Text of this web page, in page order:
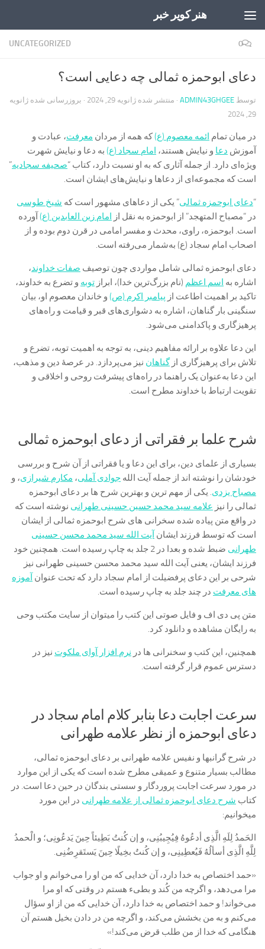
هنر کویر خبر
UNCATEGORIZED 0
دعای ابوحمزه ثمالی چه دعایی است؟
توسط ADMIN43GHGEE · منتشر شده ژانویه 29, 2024 · بروزرسانی شده ژانویه
29, 2024
در میان تمام ائمه معصوم (ع)که همه از مردان معرفت، عبادت و
آموزش دعا و نیایش هستند، امام سجاد (ع) به دعا و نیایش شهرت
ویژه‌ای دارد. از جمله آثاری که به او نسبت دارد، کتاب “صحیفه سجادیه”
است که مجموعه‌ای از دعاها و نیایش‌های ایشان است.
“دعای ابوحمزه ثمالی” یکی از دعاهای مشهور است که شیخ طوسی
در “مصباح المتهجد” از ابوحمزه به نقل از امام زین العابدین (ع) آورده
است. ابوحمزه، راوی، محدث و مفسر امامی در قرن دوم بوده و از
اصحاب امام سجاد (ع) به‌شمار می‌رفته است.
دعای ابوحمزه ثمالی شامل مواردی چون توصیف صفات خداوند،
اشاره به اسم اعظم (نام بزرگ‌ترین خدا)، ابراز توبه و تضرع به خداوند،
تاکید بر اهمیت اطاعت از پیامبر اکرم (ص) و خاندان معصوم او، بیان
سنگینی بار گناهان، اشاره به دشواری‌های قبر و قیامت و راه‌های
پرهیزگاری و پاکدامنی می‌شود.
این دعا علاوه بر ارائه مفاهیم دینی، به توجه به اهمیت توبه، تضرع و
تلاش برای پرهیزگاری ازگناهان نیز می‌پردازد. در عرصهٔ دین و مذهب،
این دعا به‌عنوان یک راهنما در راه‌های پیشرفت روحی و اخلاقی و
تقویت ارتباط با خداوند مطرح است.
شرح علما بر فقراتی از دعای ابوحمزه ثمالی
بسیاری از علمای دین، برای این دعا و یا فقراتی از آن شرح و بررسی
خودشان را نوشته اند از جمله آیت الله جوادی آملی، مکارم شیرازی، و
مصباح یزدی. یکی از مهم ترین و بهترین شرح ها بر دعای ابوحمزه
ثمالی را نیز علامه سید محمد حسین حسینی طهرانی نوشته است که
در واقع متن پیاده شده سخرانی های شرح ابوحمزه ثمالی از ایشان
است که توسط فرزند ایشان آیت الله سید محمد محسن حسینی
طهرانی
ضبط شده و بعدا در 2 جلد به چاپ رسیده است. همچنین خود
فرزند ایشان، یعنی آیت الله سید محمد محسن حسینی طهرانی نیز
شرحی بر این دعای پرفضیلت از امام سجاد دارد که تحت عنوان آموزه
های معرفت در چند جلد به چاپ رسیده است.
متن پی دی اف و فایل صوتی این کتب را میتوان از سایت مکتب وحی
به رایگان مشاهده و دانلود کرد.
همچنین، این کتب و سخنرانی ها در نرم افزار آوای ملکوت نیز در
دسترس عموم قرار گرفته است.
سرعت اجابت دعا بنابر کلام امام سجاد در
دعای ابوحمزه از نظر علامه طهرانی
در شرح گرانبها و نفیس علامه طهرانی بر دعای ابوحمزه ثمالی،
مطالب بسیار متنوع و عمیقی مطرح شده است که یکی از این موارد
در مورد سرعت اجابت پروردگار و سستی بندگان در حین دعا است. در
کتاب شرح دعای ابوحمزه ثمالی از علامه طهرانی در این مورد
میخوانیم:
الحَمدُ لِلَهِ الَّذِی أدعُوهُ فِیُجِیبُنِی، و إن کُنتُ بَطِیئاً حِینَ یَدعُونِی؛ و الْحمدُ
لِلَّهِ الَّذِی أسألُهُ فَیُعطِینِی، و إن کُنتُ بخِیلًا حِینَ یَستَقرِضُنِی.
«حمد اختصاص به خدا دارد، آن خدایی که من او را می‌خوانم و او جواب
مرا می‌دهد، و اگرچه من کُند و بطیء هستم در وقتی که او مرا
می‌خواند! و حمد اختصاص به خدا دارد، آن خدایی که من از او سؤال
می‌کنم و به من بخشش می‌کند، و اگرچه من در دادن بخیل هستم آن
هنگامی که خدا از من طلب قرض می‌کند!»